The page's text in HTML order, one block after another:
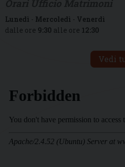
Lunedì - Mercoledì - Venerdì
dalle ore 9:30 alle ore 12:30
Vedi